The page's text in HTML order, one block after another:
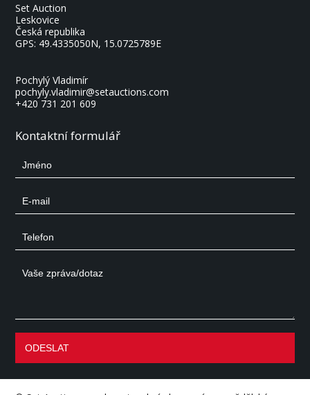
Set Auction
Leskovice
Česká republika
GPS: 49.4335050N, 15.0725789E
Pochylý Vladimír
pochyly.vladimir@setauctions.com
+420 731 201 609
Kontaktní formulář